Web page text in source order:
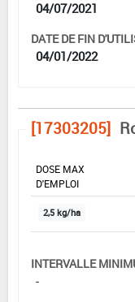
04/07/2021
DATE DE FIN
04/01/2022
[17303205]
DOSE MAX
D'EMPLOI
2,5 kg/ha
INTERVALLE
-